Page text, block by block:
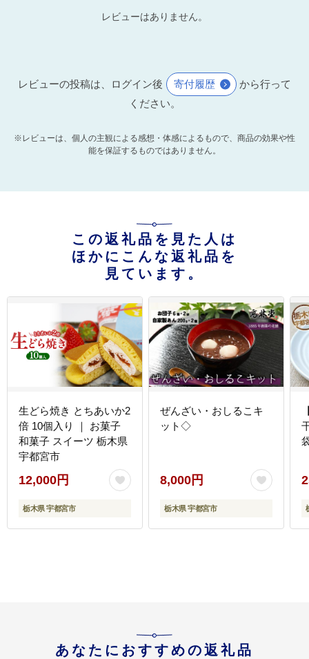
レビューはありません。
レビューの投稿は、ログイン後 寄付履歴
から行って
ください。
※レビューは、個人の主観による感想・体感によるもので、商品の効果や性
能を保証するものではありません。
この返礼品を見た人は
ほかにこんな返礼品を
見ています。
生どら焼き とちあいか2
倍 10個入り ｜ お菓子
和菓子 スイーツ 栃木県
宇都宮市
12,000円
栃木県 宇都宮市
ぜんざい・おしるこキ
ット◇
8,000円
栃木県 宇都宮市
あなたにおすすめの返礼品